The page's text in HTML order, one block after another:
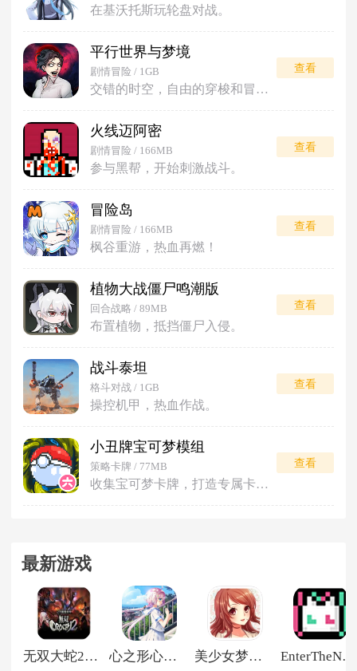
在基沃托斯玩轮盘对战。
平行世界与梦境
剧情冒险 / 1GB
交错的时空，自由的穿梭和冒险。
查看
火线迈阿密
剧情冒险 / 166MB
参与黑帮，开始刺激战斗。
查看
冒险岛
剧情冒险 / 166MB
枫谷重游，热血再燃！
查看
植物大战僵尸鸣潮版
回合战略 / 89MB
布置植物，抵挡僵尸入侵。
查看
战斗泰坦
格斗对战 / 1GB
操控机甲，热血作战。
查看
小丑牌宝可梦模组
策略卡牌 / 77MB
收集宝可梦卡牌，打造专属卡组对战。
查看
最新游戏
无双大蛇2特别版 心之形心之色心之声 美少女梦工厂5 EnterTheNyangeon